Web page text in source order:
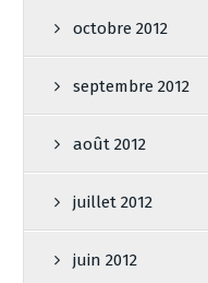
octobre 2012
septembre 2012
août 2012
juillet 2012
juin 2012